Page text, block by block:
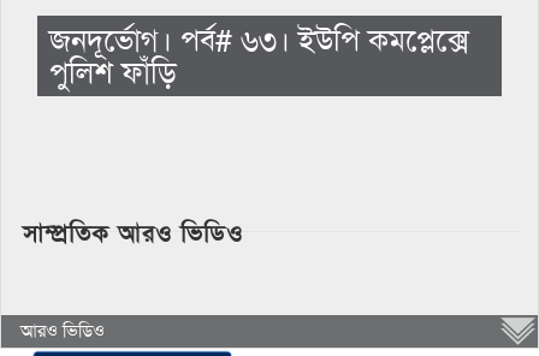
জনদূর্ভোগ। পর্ব# ৬৩। ইউপি কমপ্লেক্সে
পুলিশ ফাঁড়ি
সাম্প্রতিক আরও ভিডিও
আরও ভিডিও